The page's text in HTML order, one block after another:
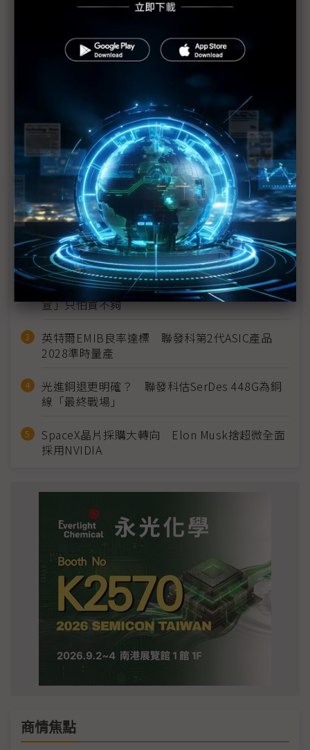
從依附外資到創新自主：大馬科技產業的關鍵挑戰
東方矽谷再升級 檳城的先進封測之路（二）
大馬力守AI資料中心樞紐 強化晶片管控因應美國要
求
近７天熱門報導
MLCC訂單過熱、出貨比創高 村田示警全球AI基
建熱潮將趨緩
2027全年記憶體產能提前售罄 買家「祕而不
宣」只怕買不夠
英特爾EMIB良率達標 聯發科第2代ASIC產品
2028準時量產
光進銅退更明確？ 聯發科估SerDes 448G為銅
線「最終戰場」
SpaceX晶片採購大轉向 Elon Musk捨超微全面
採用NVIDIA
商情焦點